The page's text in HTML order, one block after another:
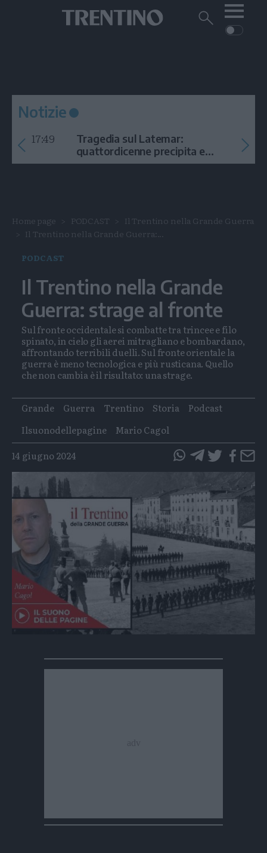
Cerca
CRONACA
GARDA
CULTURA
VIDEO
Notizie
17:49
Tragedia sul Latemar:
quattordicenne precipita e
muore
Home page PODCAST
Il Trentino nella Grande Guerra
Il Trentino nella Grande Guerra:...
PODCAST
Il Trentino nella Grande
Guerra: strage al fronte
Sul fronte occidentale si combatte tra trincee e filo
spinato, in cielo gli aerei mitragliano e bombardano,
affrontando terribili duelli. Sul fronte orientale la
guerra è meno tecnologica e più rusticana. Quello
che non cambia è il risultato: una strage.
Tags
Grande Guerra Trentino Storia
Podcast
Ilsuonodellepagine
Mario Cagol
14 giugno 2024
questo
articolo
su
Whatsapp
questo
articolo
su
Telegram